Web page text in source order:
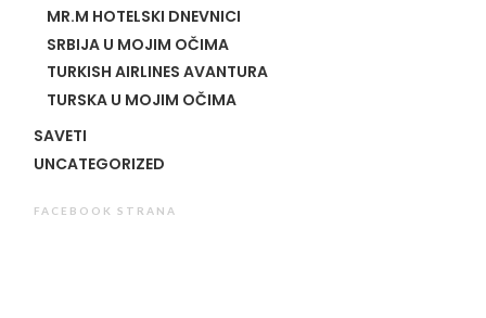
MR.M HOTELSKI DNEVNICI
SRBIJA U MOJIM OČIMA
TURKISH AIRLINES AVANTURA
TURSKA U MOJIM OČIMA
SAVETI
UNCATEGORIZED
FACEBOOK STRANA